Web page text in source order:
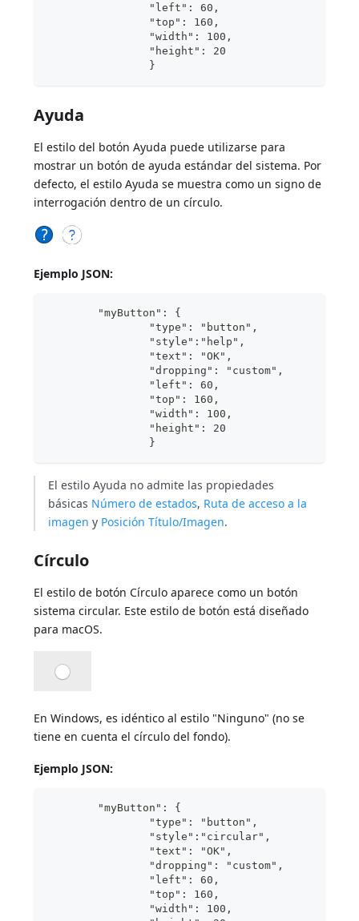
                "width": 100,
                }
Ayuda
El estilo del botón Ayuda puede utilizarse para
mostrar un botón de ayuda estándar del sistema. Por
defecto, el estilo Ayuda se muestra como un signo de
interrogación dentro de un círculo.
Ejemplo JSON:
	"myButton": {
                "type": "button",
                "dropping": "custom",
                }
El estilo Ayuda no admite las propiedades
básicas Número de estados, Ruta de acceso a la
imagen y Posición Título/Imagen.
Círculo
El estilo de botón Círculo aparece como un botón
sistema circular. Este estilo de botón está diseñado
para macOS.
En Windows, es idéntico al estilo "Ninguno" (no se
tiene en cuenta el círculo del fondo).
Ejemplo JSON:
	"myButton": {
                "dropping": "custom",
                "width": 100,